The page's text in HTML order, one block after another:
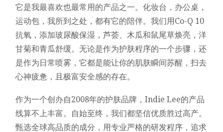
它是我最喜欢也最常用的产品之一。化妆台，办公桌，
运动包，我所到之处，都有它的陪伴。我们用Co-Q 10
抗氧，添加玻尿酸保湿，芦荟、木瓜和鼠尾草焕亮，洋
甘菊和青瓜舒缓。无论是作为护肤程序的一个步骤，还
是作为日常喷雾，它都是能让你的肌肤瞬间苏醒，扫去
心神疲惫，且极富安全感的存在。
作为一个创办自2008年的护肤品牌，Indie Lee的产品
线算不上丰富。自始至终，我们都坚信优质胜过高产。
甄选全球高品质的成分，用专业严格的研发程序，追求